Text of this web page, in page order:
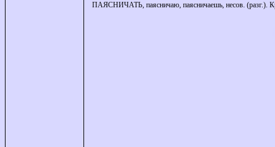
ПАЯСНИЧАТЬ, паясничаю, паясничаешь, несов. (разг.).